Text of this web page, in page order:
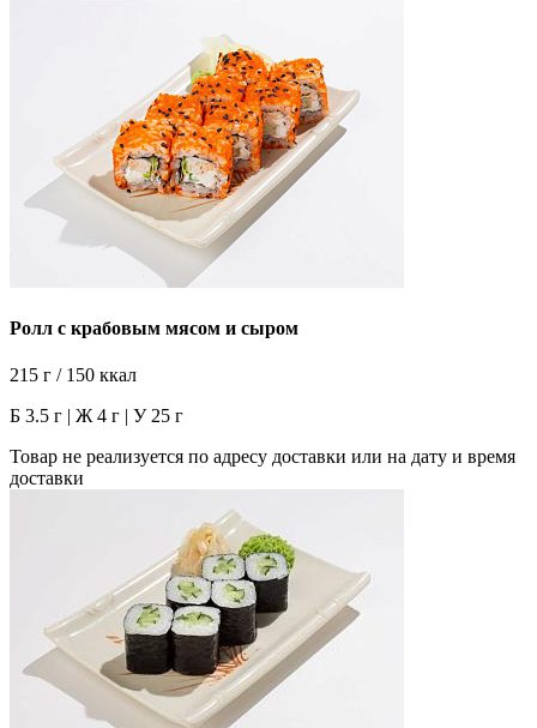
Ролл с крабовым мясом и сыром
215 г / 150 ккал
Б 3.5 г | Ж 4 г | У 25 г
Товар не реализуется по адресу доставки или на дату и время
доставки